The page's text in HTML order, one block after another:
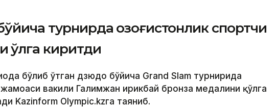
турнирда қозоғистонлик спортчи
киритди
бўлиб ўтган дзюдо бўйича Grand Slam турнирида
вакили Галимжан Қирикбай бронза медалини қўлга
Kazinform Olympic.kzга таяниб.